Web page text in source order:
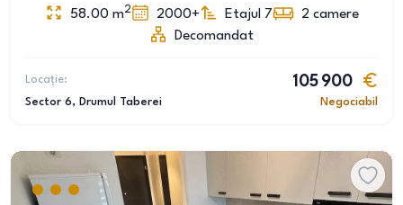
58.00 m2 2000+ Etajul 7 2 camere
Decomandat
Locație:
Sector 6, Drumul Taberei
105 900
Negociabil